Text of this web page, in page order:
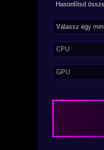
Hasonlítsd
CPU
GPU